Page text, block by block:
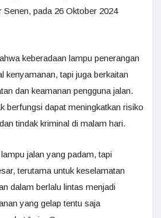
Senen, pada 26 Oktober 2024
keberadaan lampu penerangan
kenyamanan, tapi juga berkaitan
dan keamanan pengguna jalan.
berfungsi dapat meningkatkan risiko
tindak kriminal di malam hari.
jalan yang padam, tapi
terutama untuk keselamatan
dalam berlalu lintas menjadi
yang gelap tentu saja